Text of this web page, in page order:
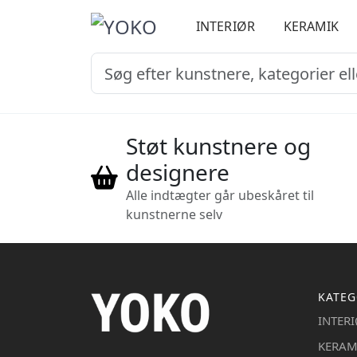
INTERIØR KERAMIK
Støt kunstnere og
designere
Alle indtægter går ubeskåret til
kunstnerne selv